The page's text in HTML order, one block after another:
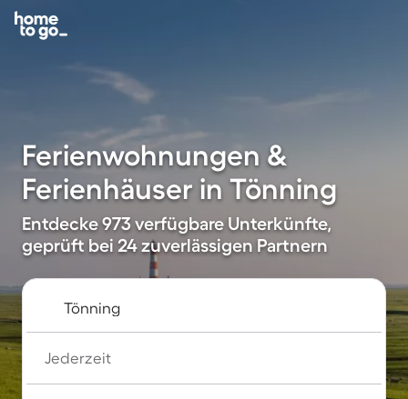
Ferienwohnungen &
Ferienhäuser in Tönning
Entdecke 973 verfügbare Unterkünfte,
geprüft bei 24 zuverlässigen Partnern
Jederzeit